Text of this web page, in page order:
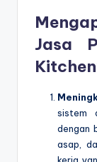
Jasa
sistem
dengan
asap,